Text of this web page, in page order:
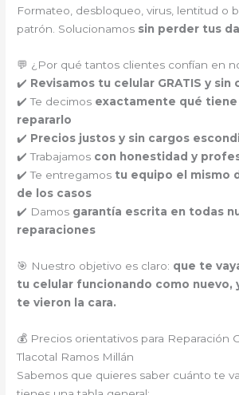
Formateo, desbloqueo, virus, lentitud o
patrón. Solucionamos sin perder tus
💬 ¿Por qué tantos clientes confían en
✔️ Revisamos tu celular GRATIS y sin
✔️ Te decimos exactamente qué tiene
repararlo
✔️ Precios justos y sin cargos
✔️ Trabajamos con honestidad y
✔️ Te entregamos tu equipo el mismo
de los casos
✔️ Damos garantía escrita en todas
reparaciones
🎯 Nuestro objetivo es claro: que te
tu celular funcionando como nuevo,
te vieron la cara.
💰 Precios orientativos para Reparación
Tlacotal Ramos Millán
Sabemos que quieres saber cuánto te